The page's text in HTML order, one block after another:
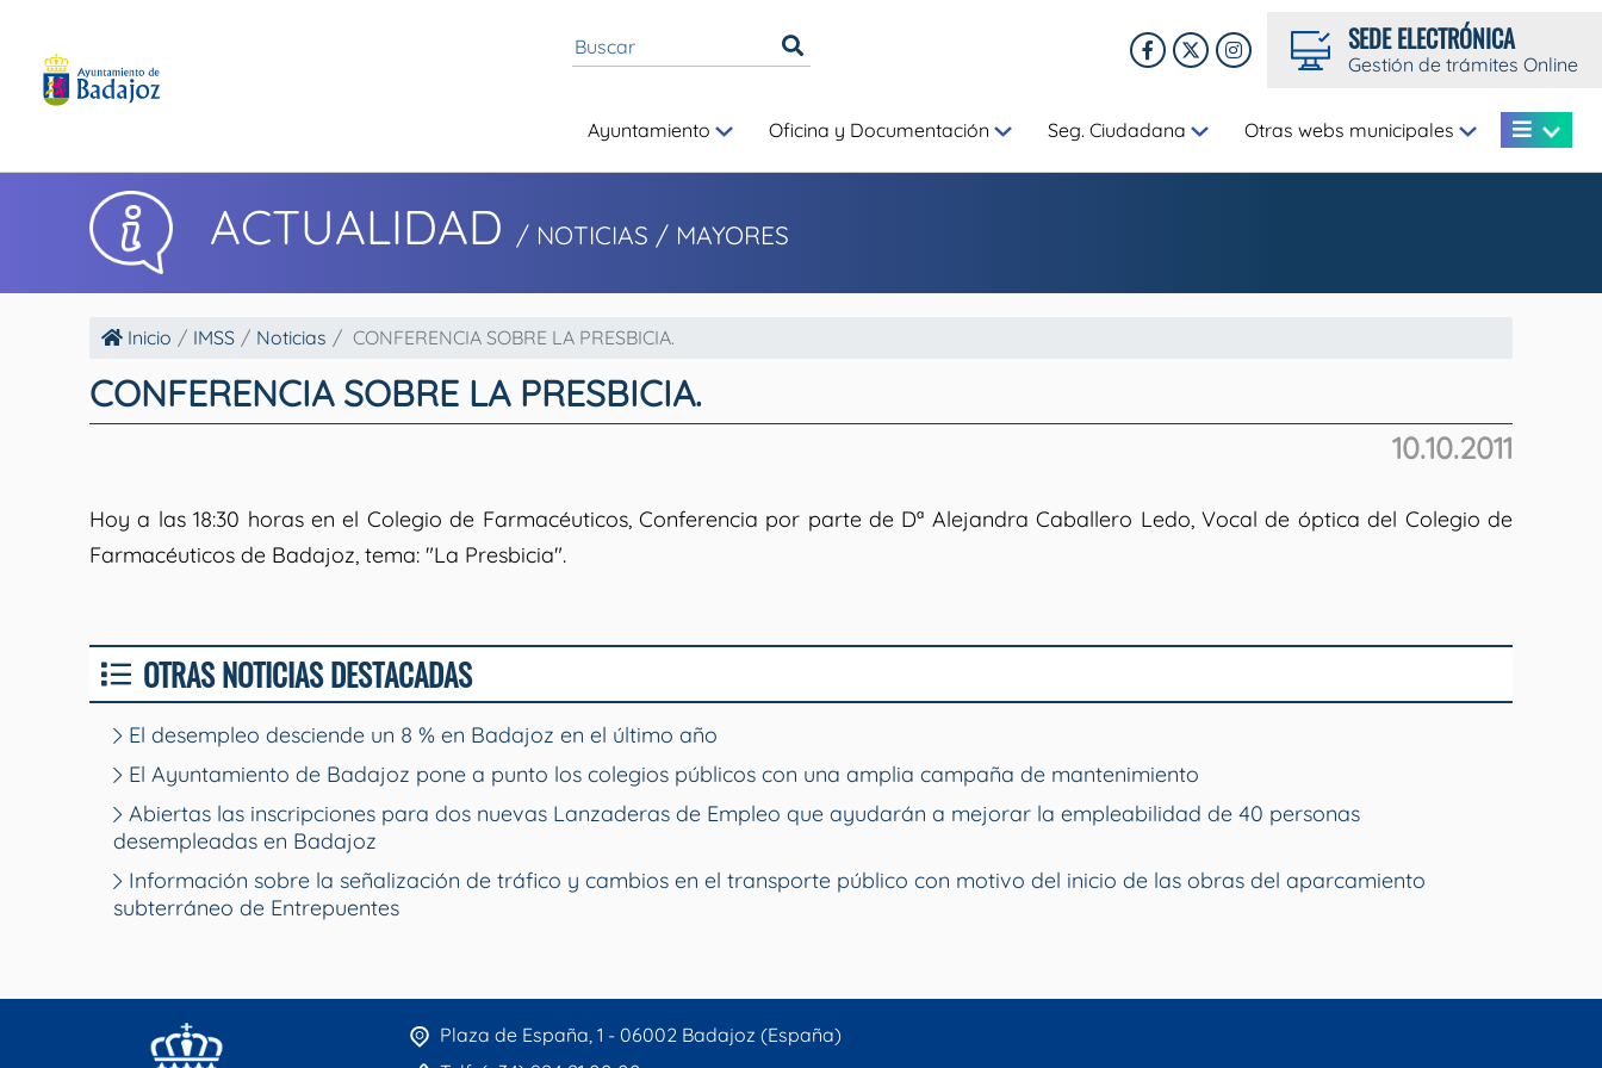
SEDE ELECTRÓNICA
Gestión de trámites Online
Ayuntamiento Oficina y Documentación Seg. Ciudadana Otras webs municipales
ACTUALIDAD / NOTICIAS / MAYORES
Inicio IMSS Noticias CONFERENCIA SOBRE LA PRESBICIA.
CONFERENCIA SOBRE LA PRESBICIA.
10.10.2011
Hoy a las 18:30 horas en el Colegio de Farmacéuticos, Conferencia por parte de Dª Alejandra Caballero Ledo, Vocal de óptica del Colegio de
Farmacéuticos de Badajoz, tema: "La Presbicia".
OTRAS NOTICIAS DESTACADAS
El desempleo desciende un 8 % en Badajoz en el último año
El Ayuntamiento de Badajoz pone a punto los colegios públicos con una amplia campaña de mantenimiento
Abiertas las inscripciones para dos nuevas Lanzaderas de Empleo que ayudarán a mejorar la empleabilidad de 40 personas
desempleadas en Badajoz
Información sobre la señalización de tráfico y cambios en el transporte público con motivo del inicio de las obras del aparcamiento
subterráneo de Entrepuentes
Plaza de España, 1 - 06002 Badajoz (España)